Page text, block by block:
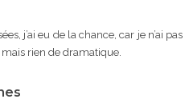
j’ai eu de la chance, car je n’ai
mais rien de dramatique.